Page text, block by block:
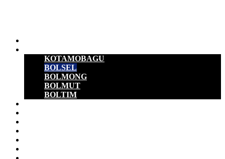
KOTAMOBAGU
BOLSEL
BOLMONG
BOLMUT
BOLTIM